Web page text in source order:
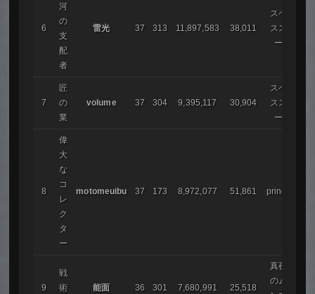
6
河
の
支
配
者
雷光 37 313 11,897,583 38,011
スペー
ススト
ーム
7
匠
の
業
volume 37 304 9,395,117 30,904
スペー
ススト
ーム
8
偉
大
な
コ
レ
ク
タ
ー
motomeuibu 37 173 8,972,077 51,861 princess
9
戦
術
能面 36 301 7,680,991 25,518
真夜中
のムー